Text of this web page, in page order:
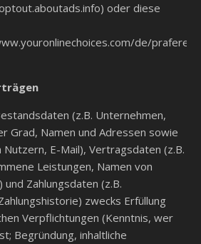
oder diese
de/
(z.B. Unternehmen,
Grad, Namen und Adressen sowie
E-Mail), Vertragsdaten (z.B.
Leistungen, Namen von
Zahlungsdaten (z.B.
zwecks Erfüllung
Verpflichtungen (Kenntnis, wer
Begründung, inhaltliche